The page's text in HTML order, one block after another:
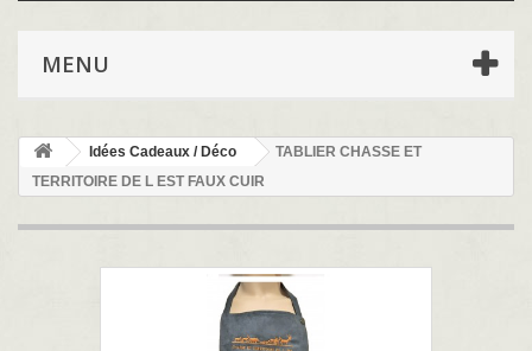
MENU
Idées Cadeaux / Déco
TABLIER CHASSE ET
TERRITOIRE DE L EST FAUX CUIR